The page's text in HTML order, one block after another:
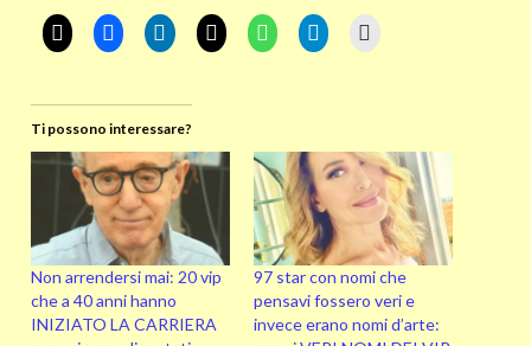
Ti possono interessare?
Non arrendersi mai: 20 vip
che a 40 anni hanno
INIZIATO LA CARRIERA
97 star con nomi che
pensavi fossero veri e
invece erano nomi d’arte: